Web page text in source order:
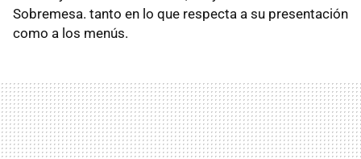
Sobremesa. tanto en lo que respecta a su presentación
como a los menús.